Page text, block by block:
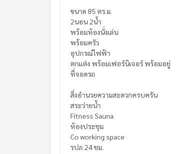
ขนาด 85 ตร.ม.
2นอน 2น้ำ
พร้อมห้องนั่งเล่น
พร้อมครัว
อุปกรณ์ไฟฟ้า
ตกแต่ง พร้อมเฟอร์นิเจอร์ พร้อมอยู่
ที่จอดรถ
สิ่งอำนวยความสะดวกครบครัน
สระว่ายน้ำ
Fitness Sauna
ห้องประชุม
Co working space
รปภ 24 ชม.